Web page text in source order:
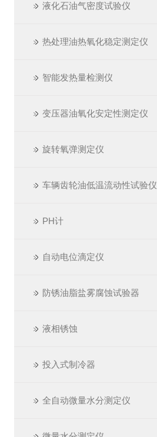
液化石油气密度试验仪
热处理油热氧化稳定测定仪
智能发热量检测仪
变压器油氧化安定性测定仪
旋转氧弹测定仪
车辆齿轮油低温流动性试验仪
PH计
自动电位滴定仪
防锈油脂盐雾腐蚀试验器
液相锈蚀
投入式制冷器
全自动微量水分测定仪